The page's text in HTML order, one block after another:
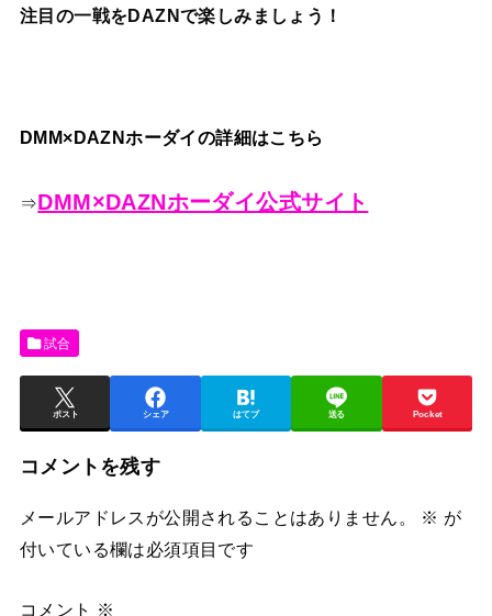
注目の一戦をDAZNで楽しみましょう！
DMM×DAZNホーダイの詳細はこちら
⇒DMM×DAZNホーダイ公式サイト
試合
ポスト シェア はてブ 送る Pocket
コメントを残す
メールアドレスが公開されることはありません。 ※ が
付いている欄は必須項目です
コメント ※